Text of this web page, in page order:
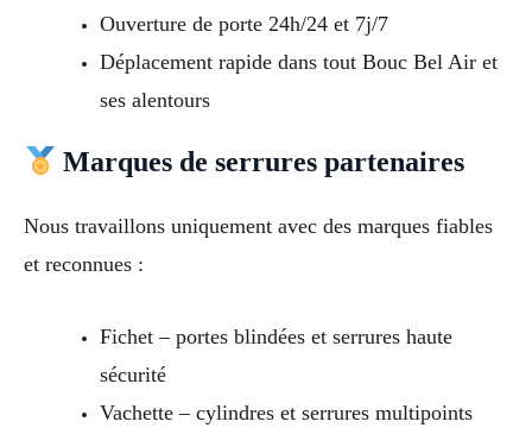
Ouverture de porte 24h/24 et 7j/7
Déplacement rapide dans tout Bouc Bel Air et
ses alentours
Marques de serrures partenaires
Nous travaillons uniquement avec des marques fiables
et reconnues :
Fichet – portes blindées et serrures haute
sécurité
Vachette – cylindres et serrures multipoints